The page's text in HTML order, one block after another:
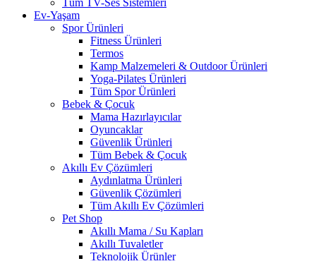
Tüm TV-Ses Sistemleri
Ev-Yaşam
Spor Ürünleri
Fitness Ürünleri
Termos
Kamp Malzemeleri & Outdoor Ürünleri
Yoga-Pilates Ürünleri
Tüm Spor Ürünleri
Bebek & Çocuk
Mama Hazırlayıcılar
Oyuncaklar
Güvenlik Ürünleri
Tüm Bebek & Çocuk
Akıllı Ev Çözümleri
Aydınlatma Ürünleri
Güvenlik Çözümleri
Tüm Akıllı Ev Çözümleri
Pet Shop
Akıllı Mama / Su Kapları
Akıllı Tuvaletler
Teknolojik Ürünler